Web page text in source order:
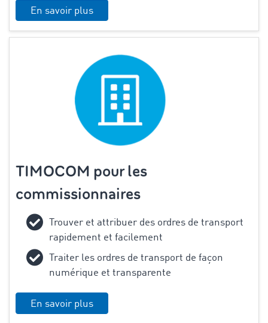
En savoir plus
TIMOCOM pour les
commissionnaires
Trouver et attribuer des ordres de transport
rapidement et facilement
Traiter les ordres de transport de façon
numérique et transparente
En savoir plus